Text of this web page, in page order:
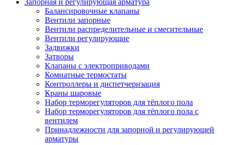
Запорная и регулирующая арматура
Балансировочные клапаны
Вентили запорные
Вентили распределительные и смесительные
Вентили регулирующие
Задвижки
Затворы
Клапаны с электроприводами
Комнатные термостаты
Контроллеры и диспетчеризация
Краны шаровые
Набор терморегуляторов для тёплого пола
Набор терморегуляторов для тёплого пола с
вентилем
Принадлежности для запорной и регулирующей
арматуры